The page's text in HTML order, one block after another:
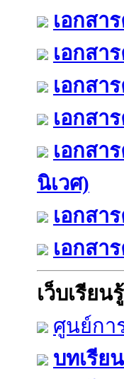
เอกสา
เอกสา
เอกสา
เอกสา
เอกสา
นิเวศ)
เอกสา
เอกสา
เว็บเรียนรู้
ศูนย์กา
บทเรีย